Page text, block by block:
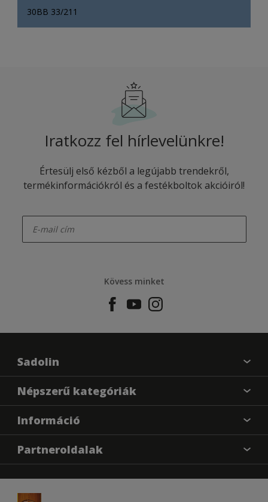
30BB 33/211
Iratkozz fel hírlevelünkre!
Értesülj első kézből a legújabb trendekről,
termékinformációkról és a festékboltok akcióiról!
Kövess minket
Sadolin
Találj egy színt
Üzlet kereső
Oldaltérkép
Népszerű kategóriák
Festési tanácsok
Inspiráció
Termékek
Információ
Színpontosság
Hozzáférhetőség
Partneroldalak
Dulux